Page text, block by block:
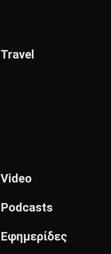
Travel
Video
Podcasts
Εφημερίδες